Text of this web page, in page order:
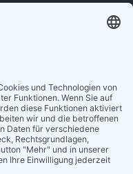
– regelmäßig in Ihrem